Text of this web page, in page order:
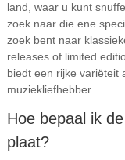
land, waar u kunt
zoek naar die ene
zoek bent naar
releases of limited
biedt een rijke variëteit
muziekliefhebber.
Hoe bepaal ik
plaat?